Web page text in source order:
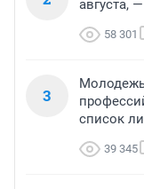
августа,
58 301
3
Молодежь
список
39 345